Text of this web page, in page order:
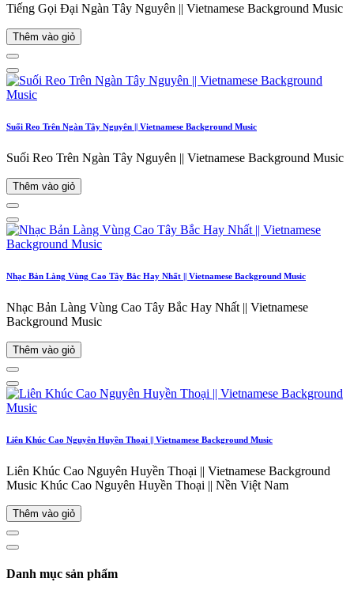
Tiếng Gọi Đại Ngàn Tây Nguyên || Vietnamese Background Music
Thêm vào giỏ
Suối Reo Trên Ngàn Tây Nguyên || Vietnamese Background Music
Suối Reo Trên Ngàn Tây Nguyên || Vietnamese Background Music
Thêm vào giỏ
Nhạc Bản Làng Vùng Cao Tây Bắc Hay Nhất || Vietnamese Background Music
Nhạc Bản Làng Vùng Cao Tây Bắc Hay Nhất || Vietnamese
Background Music
Thêm vào giỏ
Liên Khúc Cao Nguyên Huyền Thoại || Vietnamese Background Music
Liên Khúc Cao Nguyên Huyền Thoại || Vietnamese Background
Music Khúc Cao Nguyên Huyền Thoại || Nền Việt Nam
Thêm vào giỏ
Danh mục sản phẩm